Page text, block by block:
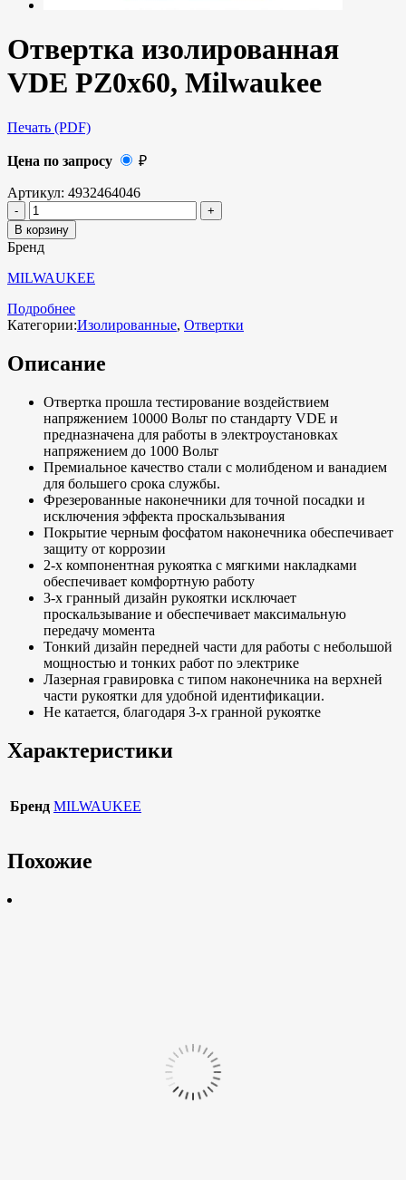
Отвертка изолированная
VDE PZ0x60, Milwaukee
Печать (PDF)
Цена по запросу ₽
Артикул: 4932464046
В корзину
Бренд
MILWAUKEE
Подробнее
Категории:Изолированные, Отвертки
Описание
Отвертка прошла тестирование воздействием
напряжением 10000 Вольт по стандарту VDE и
предназначена для работы в электроустановках
напряжением до 1000 Вольт
Премиальное качество стали с молибденом и ванадием
для большего срока службы.
Фрезерованные наконечники для точной посадки и
исключения эффекта проскальзывания
Покрытие черным фосфатом наконечника обеспечивает
защиту от коррозии
2-х компонентная рукоятка с мягкими накладками
обеспечивает комфортную работу
3-х гранный дизайн рукоятки исключает
проскальзывание и обеспечивает максимальную
передачу момента
Тонкий дизайн передней части для работы с небольшой
мощностью и тонких работ по электрике
Лазерная гравировка с типом наконечника на верхней
части рукоятки для удобной идентификации.
Не катается, благодаря 3-х гранной рукоятке
Характеристики
Бренд MILWAUKEE
Похожие